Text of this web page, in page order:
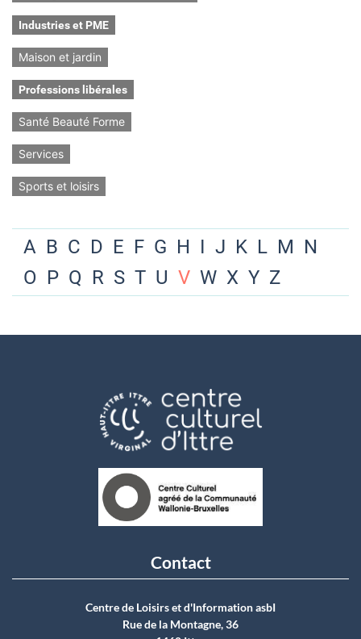
Industries et PME
Maison et jardin
Professions libérales
Santé Beauté Forme
Services
Sports et loisirs
A B C D E F G H I J K L M N
O P Q R S T U V W X Y Z
Contact
Centre de Loisirs et d'Information asbI
Rue de la Montagne, 36